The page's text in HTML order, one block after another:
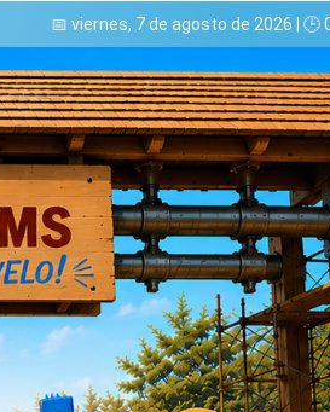
📅 viernes, 7 de agosto de 2026 | 🕒